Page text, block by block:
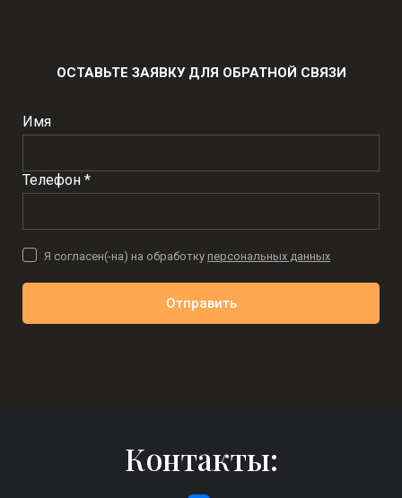
ОСТАВЬТЕ ЗАЯВКУ ДЛЯ ОБРАТНОЙ СВЯЗИ
Имя
Телефон *
Отправить
Я согласен(-на) на обработку персональных данных
Контакты: